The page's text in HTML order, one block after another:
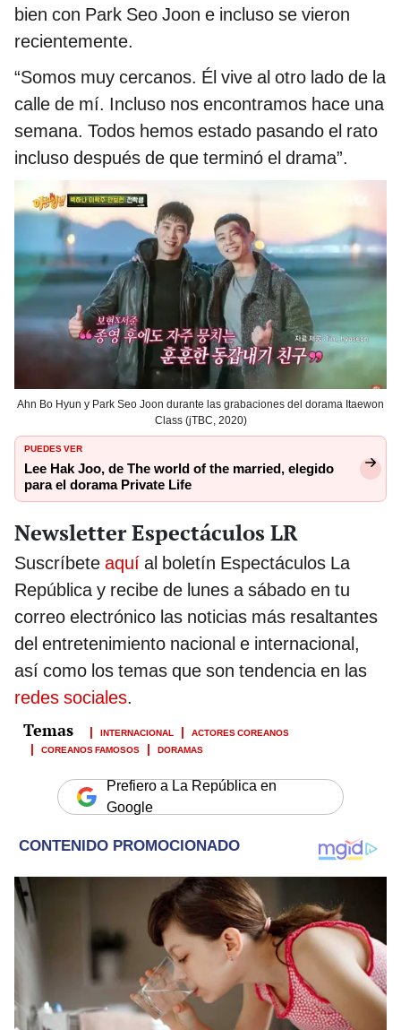
bien con Park Seo Joon e incluso se vieron
recientemente.
“Somos muy cercanos. Él vive al otro lado de la
calle de mí. Incluso nos encontramos hace una
semana. Todos hemos estado pasando el rato
incluso después de que terminó el drama”.
Ahn Bo Hyun y Park Seo Joon durante las grabaciones del dorama Itaewon
Class (jTBC, 2020)
PUEDES VER
Lee Hak Joo, de The world of the married, elegido
para el dorama Private Life
Newsletter Espectáculos LR
Suscríbete aquí al boletín Espectáculos La
República y recibe de lunes a sábado en tu
correo electrónico las noticias más resaltantes
del entretenimiento nacional e internacional,
así como los temas que son tendencia en las
redes sociales.
INTERNACIONAL
ACTORES COREANOS
COREANOS FAMOSOS
DORAMAS
Prefiero a La República en
Google